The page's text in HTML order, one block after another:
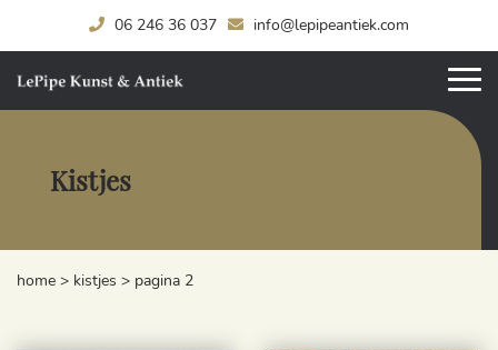
06 246 36 037 info@lepipeantiek.com
Kistjes
home > kistjes > pagina 2